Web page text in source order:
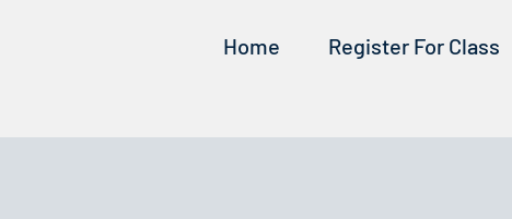
Home Register For Class